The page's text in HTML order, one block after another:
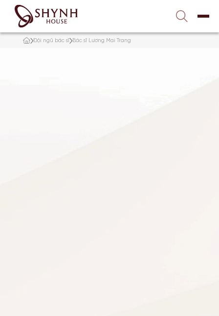
Liên hệ với chúng tôi
1900 989 800
Đội ngũ bác sĩ Bác sĩ Lương Mai Trang